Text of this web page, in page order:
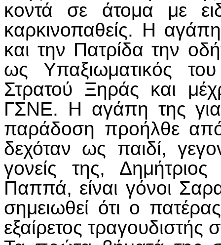
κοντά σε άτομα με
καρκινοπαθείς. Η
και την Πατρίδα την
ως Υπαξιωματικός
Στρατού Ξηράς και
ΓΣΝΕ. Η αγάπη της για
παράδοση προήλθε
δεχόταν ως παιδί,
γονείς της,
Παππά, είναι γόνοι
σημειωθεί ότι ο
εξαίρετος τραγουδιστής